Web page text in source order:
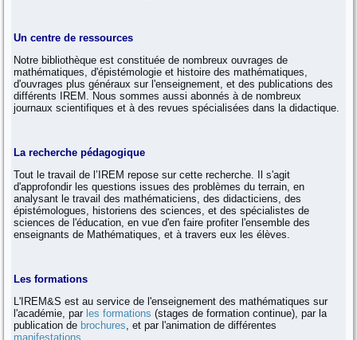
Un centre de ressources
Notre bibliothèque est constituée de nombreux ouvrages de
mathématiques, d'épistémologie et histoire des mathématiques,
d'ouvrages plus généraux sur l'enseignement, et des publications des
différents IREM. Nous sommes aussi abonnés à de nombreux
journaux scientifiques et à des revues spécialisées dans la didactique.
La recherche pédagogique
Tout le travail de l’IREM repose sur cette recherche. Il s'agit
d'approfondir les questions issues des problèmes du terrain, en
analysant le travail des mathématiciens, des didacticiens, des
épistémologues, historiens des sciences, et des spécialistes de
sciences de l'éducation, en vue d'en faire profiter l'ensemble des
enseignants de Mathématiques, et à travers eux les élèves.
Les formations
L'IREM&S est au service de l'enseignement des mathématiques sur
l'académie, par les formations (stages de formation continue), par la
publication de brochures , et par l'animation de différentes
manifestations